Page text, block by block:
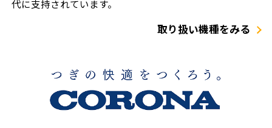
代に支持されています。
取り扱い機種をみる